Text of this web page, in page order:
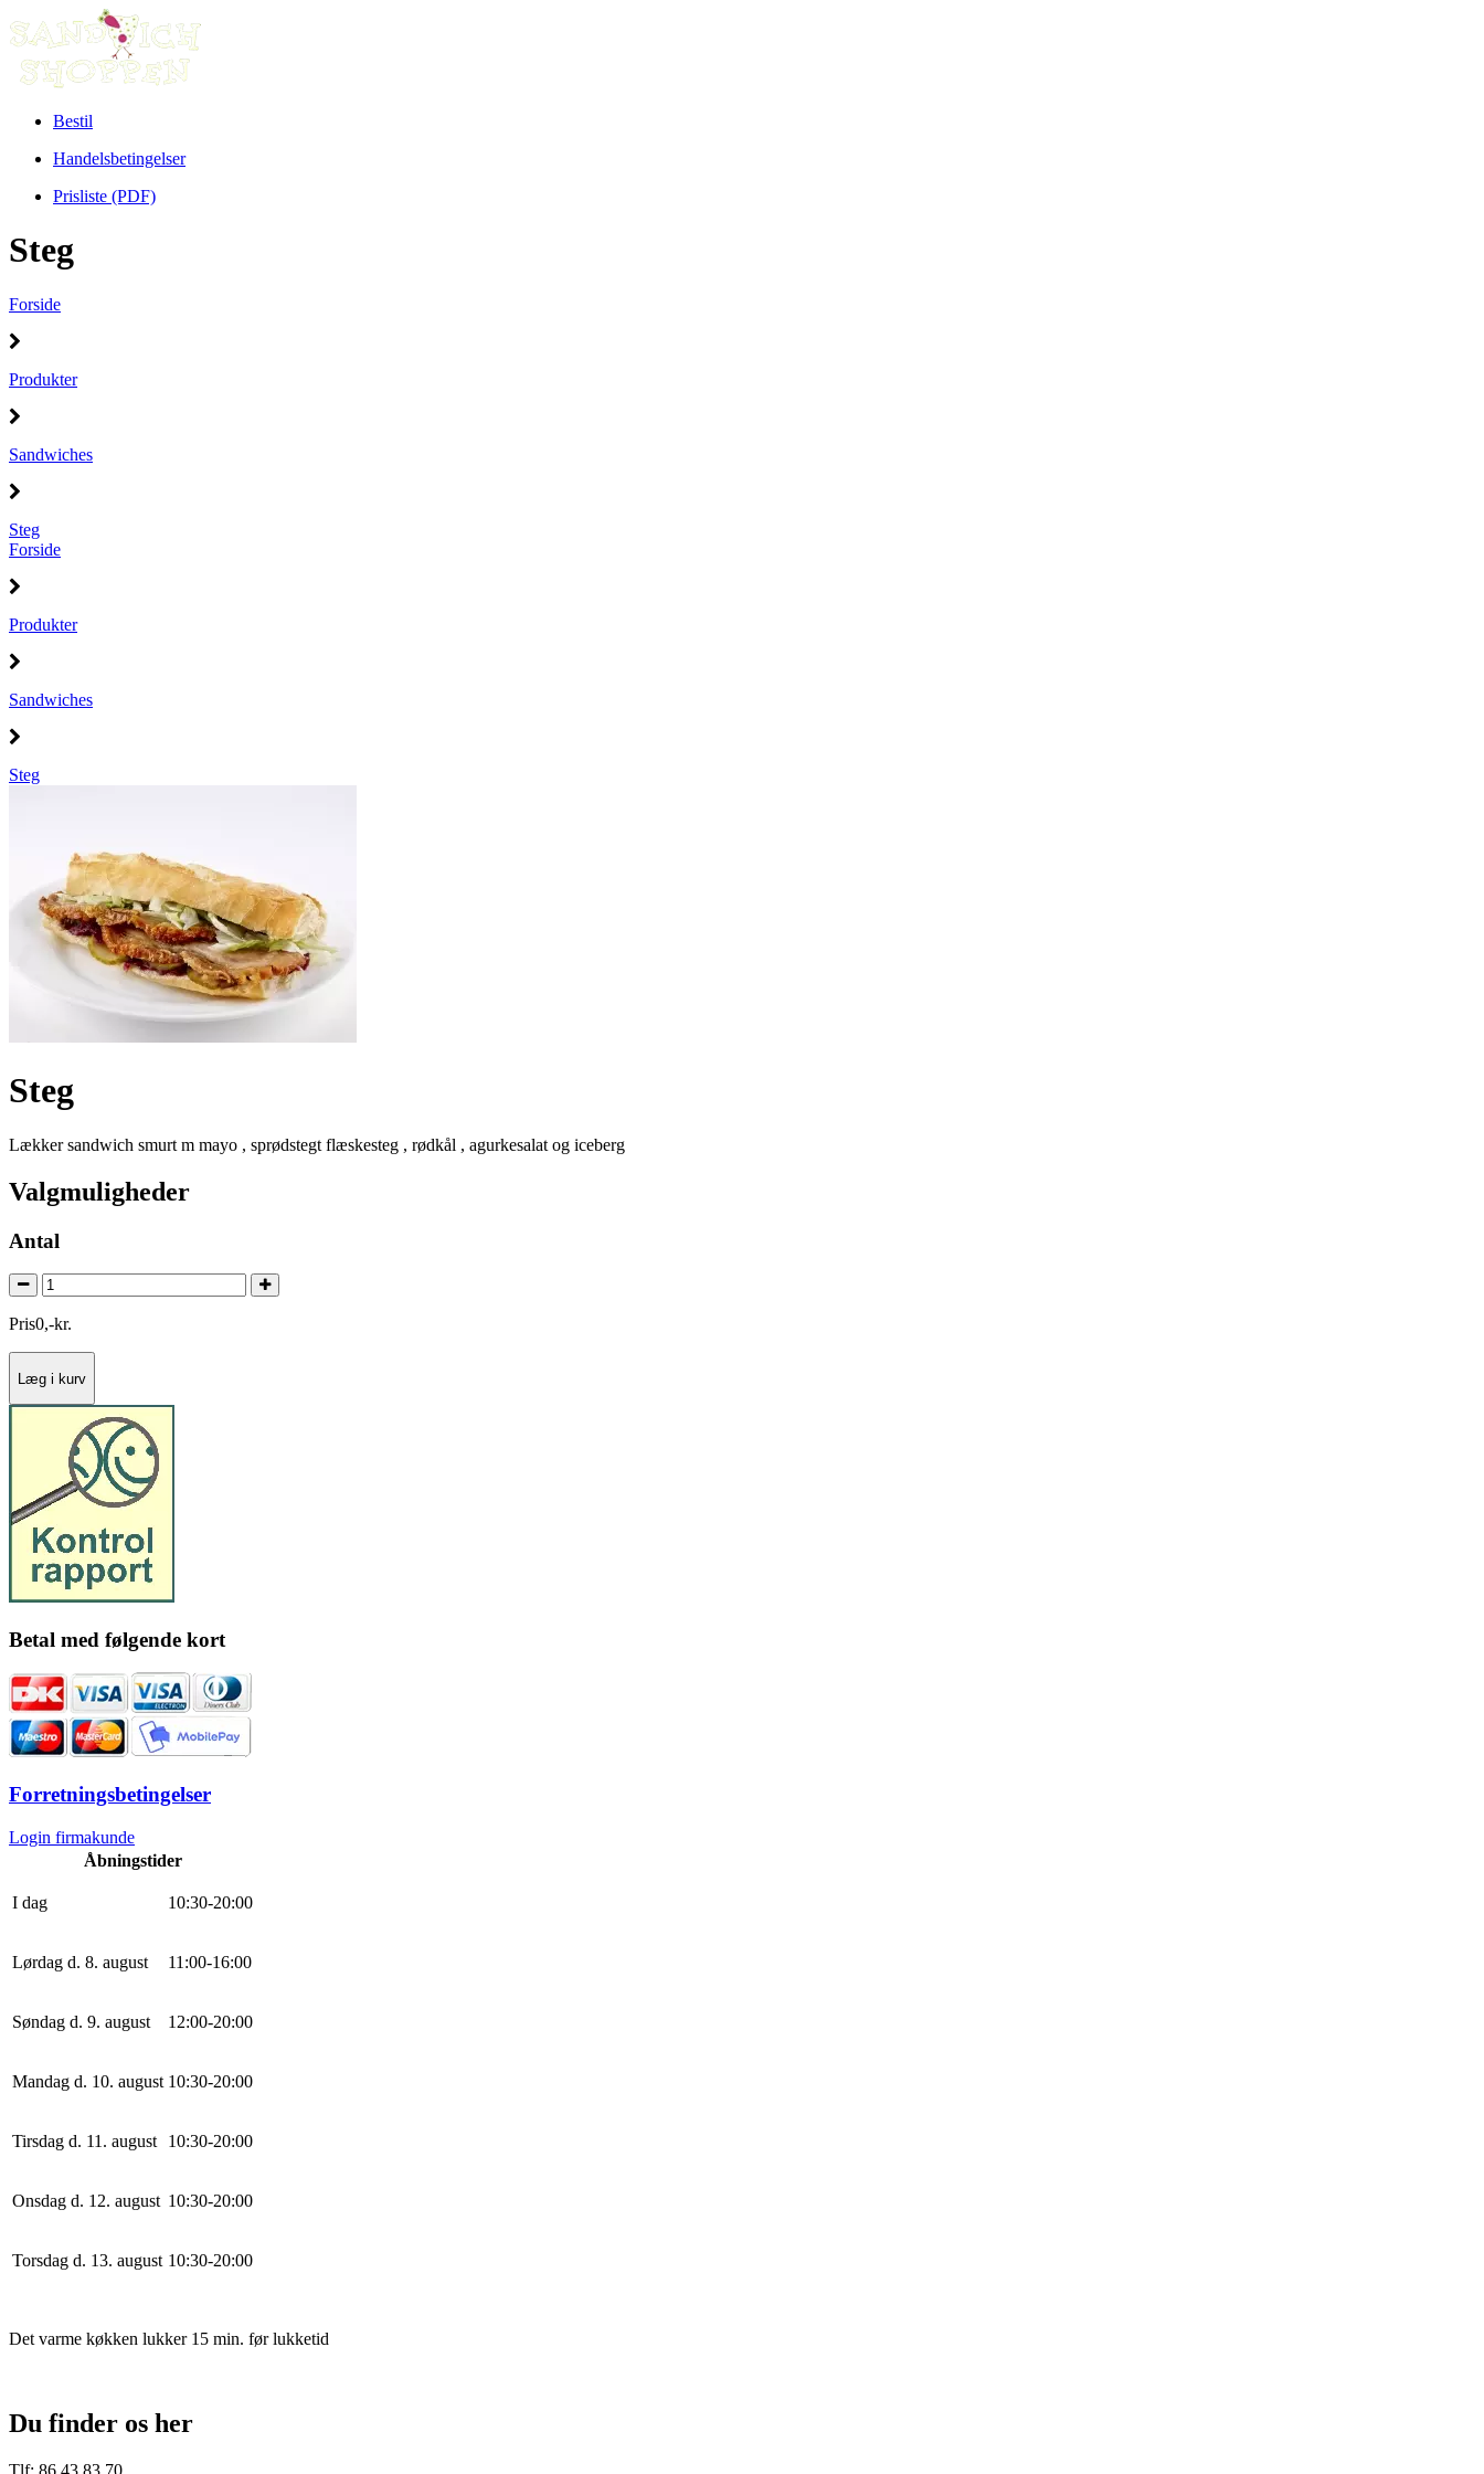
Bestil
Handelsbetingelser
Prisliste (PDF)
Steg
Forside
Produkter
Sandwiches
Steg
Forside
Produkter
Sandwiches
Steg
Steg
Lækker sandwich smurt m mayo , sprødstegt flæskesteg , rødkål , agurkesalat og iceberg
Valgmuligheder
Antal
Pris0,-kr.
Læg i kurv
Betal med følgende kort
Forretningsbetingelser
Login firmakunde
Åbningstider
I dag 10:30-20:00
Lørdag d. 8. august 11 :00-16:00
Søndag d. 9. august 12:00-20:00
Mandag d. 10. august 10:30-20:00
Tirsdag d. 11. august 10:30-20:00
Onsdag d. 12. august 10:30-20:00
Torsdag d. 13. august 10:30-20:00
Det varme køkken lukker 15 min. før lukketid
Du finder os her
Tlf: 86 43 83 70